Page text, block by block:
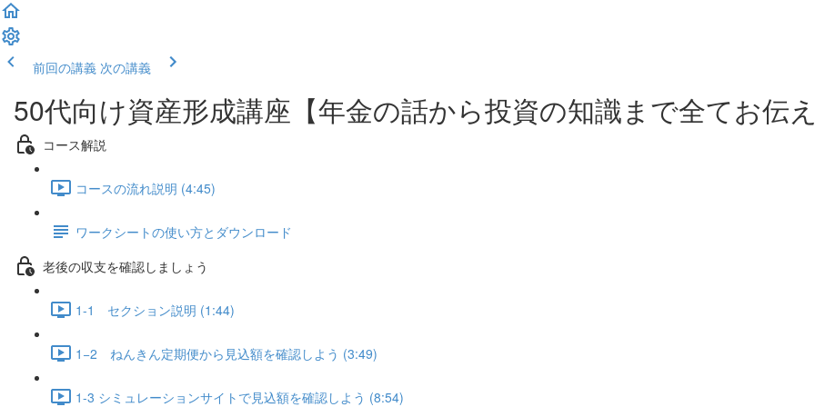
前回の講義 次の講義
50代向け資産形成講座【年金の話から投資の知識まで全てお伝え
コース解説
コースの流れ説明 (4:45)
ワークシートの使い方とダウンロード
老後の収支を確認しましょう
1-1 セクション説明 (1:44)
1−2 ねんきん定期便から見込額を確認しよう (3:49)
1-3 シミュレーションサイトで見込額を確認しよう (8:54)